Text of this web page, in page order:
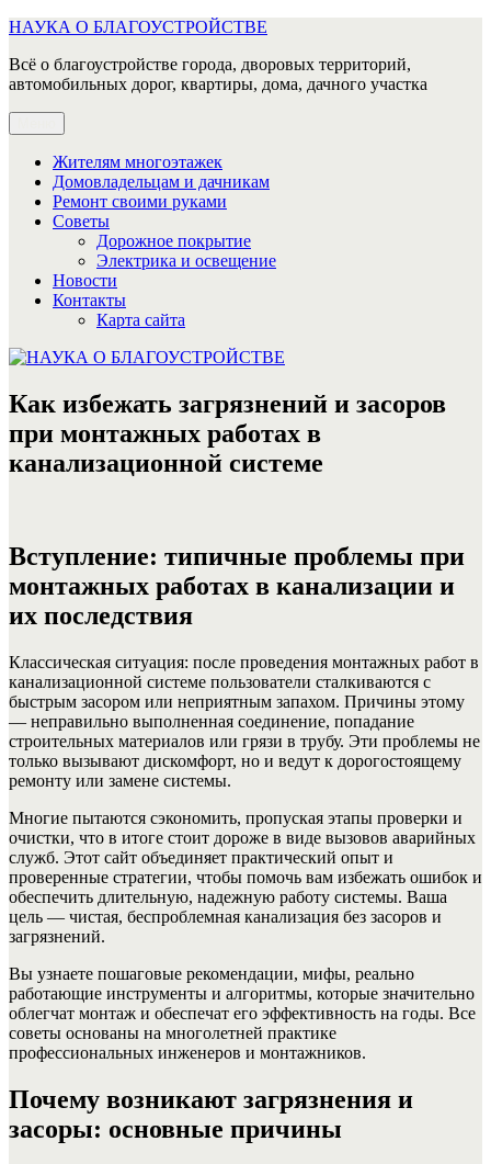
Перейти
содержимому
НАУКА О БЛАГОУСТРОЙСТВЕ
Всё о благоустройстве города, дворовых территорий,
автомобильных дорог, квартиры, дома, дачного участка
Жителям многоэтажек
Домовладельцам и дачникам
Ремонт своими руками
Советы
Дорожное покрытие
Электрика и освещение
Новости
Контакты
Карта сайта
Как избежать загрязнений и засоров
при монтажных работах в
канализационной системе
Вступление: типичные проблемы при
монтажных работах в канализации и
их последствия
Классическая ситуация: после проведения монтажных работ в
канализационной системе пользователи сталкиваются с
быстрым засором или неприятным запахом. Причины этому
— неправильно выполненная соединение, попадание
строительных материалов или грязи в трубу. Эти проблемы не
только вызывают дискомфорт, но и ведут к дорогостоящему
ремонту или замене системы.
Многие пытаются сэкономить, пропуская этапы проверки и
очистки, что в итоге стоит дороже в виде вызовов аварийных
служб. Этот сайт объединяет практический опыт и
проверенные стратегии, чтобы помочь вам избежать ошибок и
обеспечить длительную, надежную работу системы. Ваша
цель — чистая, беспроблемная канализация без засоров и
загрязнений.
Вы узнаете пошаговые рекомендации, мифы, реально
работающие инструменты и алгоритмы, которые значительно
облегчат монтаж и обеспечат его эффективность на годы. Все
советы основаны на многолетней практике
профессиональных инженеров и монтажников.
Почему возникают загрязнения и
засоры: основные причины